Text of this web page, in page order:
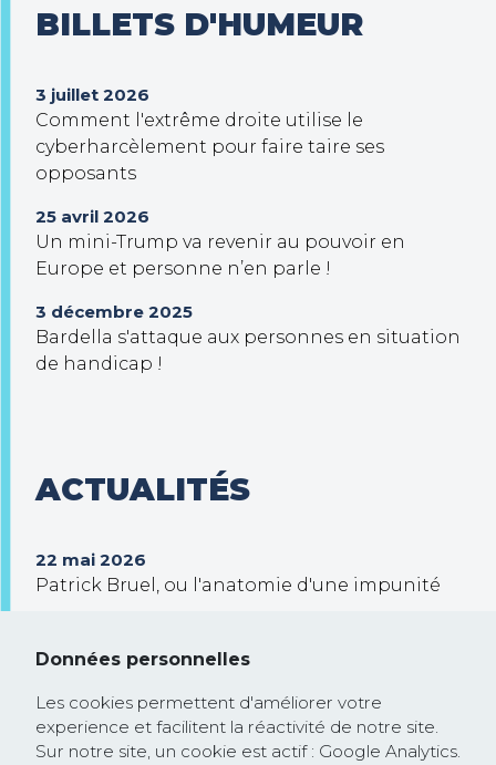
BILLETS D'HUMEUR
3 juillet 2026
Comment l'extrême droite utilise le
cyberharcèlement pour faire taire ses
opposants
25 avril 2026
Un mini-Trump va revenir au pouvoir en
Europe et personne n’en parle !
3 décembre 2025
Bardella s'attaque aux personnes en situation
de handicap !
ACTUALITÉS
22 mai 2026
Patrick Bruel, ou l'anatomie d'une impunité
Trump veut prendre le contrôle de Gaza !
26 février 2025
Communiqué de presse : la Commission
européenne rejoint la course à la
Données personnelles
Les cookies permettent d'améliorer votre
experience et facilitent la réactivité de notre site.
Sur notre site, un cookie est actif : Google Analytics.